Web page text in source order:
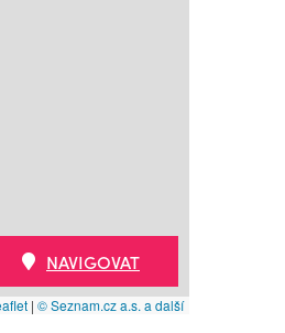
| © Seznam.cz a.s. a další
NAVIGOVAT